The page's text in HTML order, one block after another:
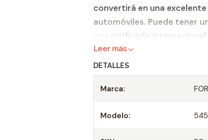
convertirá en una
automóviles. Puede tener
un certificado internacional
Adecuado para todas
Casquillo: 1/2"
Tamaño: 17 mm
Especificaciones
Leer más
DETALLES
Marca:
Modelo: